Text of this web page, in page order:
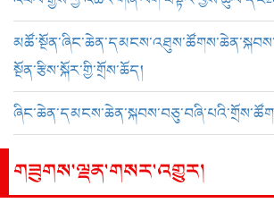
སྔོན་རྩིས་སྐོར་གྱི་གྲོས་ཆོད།
གཟུགས་ལྡན་གསར་འགྱུར།